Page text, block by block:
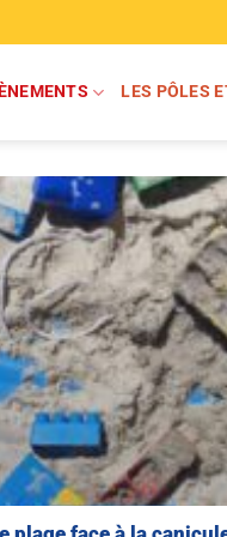
LES PÔLES